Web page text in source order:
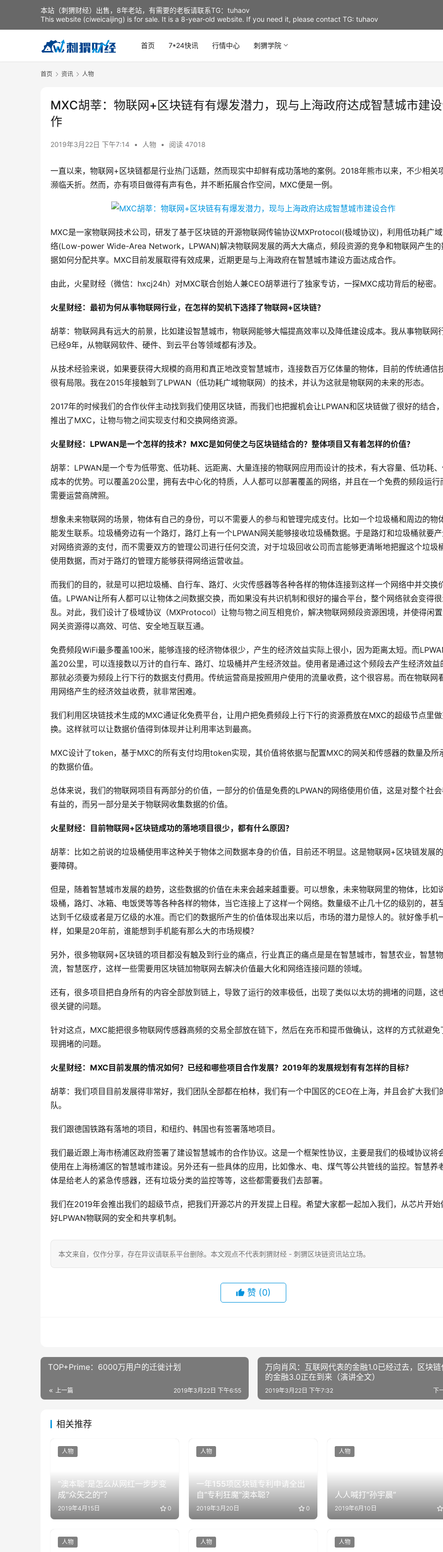
首页 7*24快讯 行情中心 刺猬学院
首页 资讯 人物
MXC胡莘：物联网+区块链有有爆发潜力，现与上海政府达成智慧城市建
作
2019年3月22日 下午7:14 • 人物 • 阅读 47018
一直以来，物联网+区块链都是行业热门话题，然而现实中却鲜有成功落地的案例。2018年熊市以来，不少相关
濒临夭折。然而，亦有项目做得有声有色，并不断拓展合作空间，MXC便是一例。
MXC是一家物联网技术公司，研发了基于区块链的开源物联网传输协议MXProtocol(极域协议)，利用低功耗广
络(Low-power Wide-Area Network，LPWAN)解决物联网发展的两大大痛点，频段资源的竞争和物联网产生的
据如何分配共享。MXC目前发展取得有效成果，近期更是与上海政府在智慧城市建设方面达成合作。
由此，火星财经（微信：hxcj24h）对MXC联合创始人兼CEO胡莘进行了独家专访，一探MXC成功背后的秘密。
火星财经：最初为何从事物联网行业，在怎样的契机下选择了物联网+区块链？
胡莘：物联网具有远大的前景，比如建设智慧城市，物联网能够大幅提高效率以及降低建设成本。我从事物联网
已经9年，从物联网软件、硬件、到云平台等领域都有涉及。
从技术经验来说，如果要获得大规模的商用和真正地改变智慧城市，连接数百万亿体量的物体，目前的传统通信
很有局限。我在2015年接触到了LPWAN（低功耗广域物联网）的技术，并认为这就是物联网的未来的形态。
2017年的时候我们的合作伙伴主动找到我们使用区块链，而我们也把握机会让LPWAN和区块链做了很好的结合
推出了MXC，让物与物之间实现支付和交换网络资源。
火星财经：LPWAN是一个怎样的技术？MXC是如何使之与区块链结合的？整体项目又有着怎样的价值？
胡莘：LPWAN是一个专为低带宽、低功耗、远距离、大量连接的物联网应用而设计的技术，有大容量、低功耗
成本的优势。可以覆盖20公里，拥有去中心化的特质，人人都可以部署覆盖的网络，并且在一个免费的频段运行
需要运营商牌照。
想象未来物联网的场景，物体有自己的身份，可以不需要人的参与和管理完成支付。比如一个垃圾桶和周边的物
能发生联系。垃圾桶旁边有一个路灯，路灯上有一个LPWAN网关能够接收垃圾桶数据。于是路灯和垃圾桶就要
对网络资源的支付，而不需要双方的管理公司进行任何交流，对于垃圾回收公司而言能够更清晰地把握这个垃圾
使用数据，而对于路灯的管理方能够获得网络运营收益。
而我们的目的，就是可以把垃圾桶、自行车、路灯、火灾传感器等各种各样的物体连接到这样一个网络中并交换
值。LPWAN让所有人都可以让物体之间数据交换，而如果没有共识机制和很好的撮合平台，整个网络就会变得
乱。对此，我们设计了极域协议（MXProtocol）让物与物之间互相竞价，解决物联网频段资源困境，并使得闲
网关资源得以高效、可信、安全地互联互通。
免费频段WiFi最多覆盖100米，能够连接的经济物体很少，产生的经济效益实际上很小，因为距离太短。而
盖20公里，可以连接数以万计的自行车、路灯、垃圾桶并产生经济效益。使用者是通过这个频段去产生经济效益
那就必须要为频段上行下行的数据支付费用。传统运营商是按照用户使用的流量收费，这个很容易。而在物联网
用网络产生的经济效益收费，就非常困难。
我们利用区块链技术生成的MXC通证化免费平台，让用户把免费频段上行下行的资源费放在MXC的超级节点里
换。这样就可以让数据价值得到体现并让利用率达到最高。
MXC设计了token，基于MXC的所有支付均用token实现，其价值将依据与配置MXC的网关和传感器的数量及所
的数据价值。
总体来说，我们的物联网项目有两部分的价值，一部分的价值是免费的LPWAN的网络使用价值，这是对整个社
有益的，而另一部分是关于物联网收集数据的价值。
火星财经：目前物联网+区块链成功的落地项目很少，都有什么原因？
胡莘：比如之前说的垃圾桶使用率这种关于物体之间数据本身的价值，目前还不明显。这是物联网+区块链发展
要障碍。
但是，随着智慧城市发展的趋势，这些数据的价值在未来会越来越重要。可以想象，未来物联网里的物体，比如
圾桶，路灯、冰箱、电饭煲等等各种各样的物体，当它连接上了这样一个网络。数量级不止几十亿的级别的，甚
达到千亿级或者是万亿级的水准。而它们的数据所产生的价值体现出来以后，市场的潜力是惊人的。就好像手机
样，如果是20年前，谁能想到手机能有那么大的市场规模？
另外，很多物联网+区块链的项目都没有触及到行业的痛点，行业真正的痛点是是在智慧城市，智慧农业，智慧物
流，智慧医疗，这样一些需要用区块链加物联网去解决价值最大化和网络连接问题的领域。
还有，很多项目把自身所有的内容全部放到链上，导致了运行的效率极低，出现了类似以太坊的拥堵的问题，这
很关键的问题。
针对这点，MXC能把很多物联网传感器高频的交易全部放在链下，然后在充币和提币做确认，这样的方式就避免
现拥堵的问题。
火星财经：MXC目前发展的情况如何？已经和哪些项目合作发展？2019年的发展规划有有怎样的目标？
胡莘：我们项目目前发展得非常好，我们团队全部都在柏林，我们有一个中国区的CEO在上海，并且会扩大我们
队。
我们跟德国铁路有落地的项目，和纽约、韩国也有签署落地项目。
我们最近跟上海市杨浦区政府签署了建设智慧城市的合作协议。这是一个框架性协议，主要是我们的极域协议将
使用在上海杨浦区的智慧城市建设。另外还有一些具体的应用，比如像水、电、煤气等公共管线的监控。智慧养
体是给老人的紧急传感器，还有垃圾分类的监控等等，这些都需要我们去部署。
我们在2019年会推出我们的超级节点，把我们开源芯片的开发提上日程。希望大家都一起加入我们，从芯片开始
好LPWAN物联网的安全和共享机制。
本文来自 ，仅作分享，存在异议请联系平台删除。本文观点不代表刺猬财经 - 刺猬区块链资讯站立场。
赞 (0)
TOP+Prime：6000万用户的迁徙计划
上一篇 2019年3月22日 下午6:55
万向肖风：互联网代表的金融1.0已经过去，区块链
的金融3.0正在到来（演讲全文）
下
2019年3月22日 下午7:32
相关推荐
“澳本聪”是怎么从网红一步步变
成“众矢之的”？
2019年4月15日 0
人物
一年155项区块链专利申请全出
自“专利狂魔”澳本聪？
2019年3月20日 0
人物
人人喊打“孙宇晨”
2019年6月10日
人物
人物 人物 人物
本站（刺猬财经）出售，8年老站，有需要的老板请联系TG：tuhaov
This website (ciweicaijing) is for sale. It is a 8-year-old website. If you need it, please contact TG: tuhaov